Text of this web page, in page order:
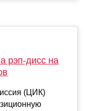
рэп-дисс на
(ЦИК)